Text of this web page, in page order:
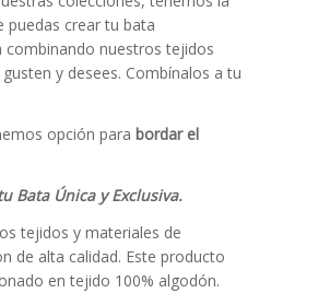
puedas crear tu bata
combinando nuestros tejidos
y desees. Combínalos a tu
opción parabordar el
Bata Única y Exclusiva.
tejidos y materiales de
de alta calidad. Este producto
en tejido 100% algodón.